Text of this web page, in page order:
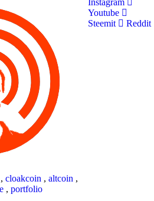
, cloakcoin , altcoin ,
, portfolio
Instagram
Youtube
Steemit
Reddit